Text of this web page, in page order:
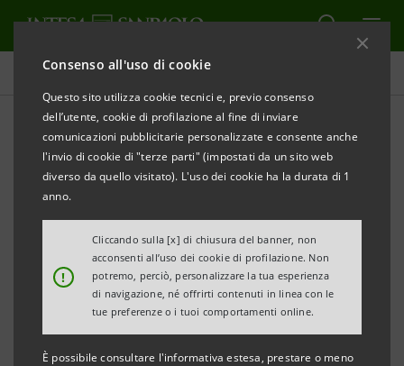
Consenso all'uso di cookie
Questo sito utilizza cookie tecnici e, previo consenso
dell’utente, cookie di profilazione al fine di inviare
comunicazioni pubblicitarie personalizzate e consente anche
l'invio di cookie di "terze parti" (impostati da un sito web
diverso da quello visitato). L'uso dei cookie ha la durata di 1
anno.
!
Cliccando sulla [x] di chiusura del banner, non
acconsenti all’uso dei cookie di profilazione. Non
potremo, perciò, personalizzare la tua esperienza
di navigazione, né offrirti contenuti in linea con le
tue preferenze o i tuoi comportamenti online.
È possibile consultare l'informativa estesa, prestare o meno
Comunicati stampa
STAMPA AGGIORNA
IMMIT Immobili Italiani S.p.A.: DEPOSITATO IL
PROSPETTO INFORMATIVO DELL’OPV FINALIZZATA
ALLA QUOTAZIONE IN BORSA
��Al via il 26 maggio l’offerta pubblica
��Intervallo di prezzo per azione: minimo 2,90
Euro - massimo 3,60 Euro